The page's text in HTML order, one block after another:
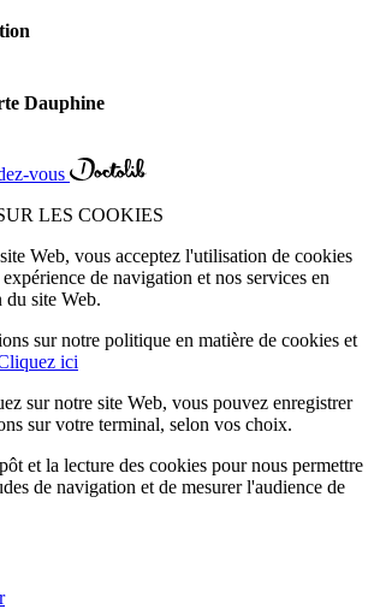
Dauphine
vous
LES COOKIES
Web, vous acceptez l'utilisation de cookies
de navigation et nos services en
site Web.
sur notre politique en matière de cookies et
ici
sur notre site Web, vous pouvez enregistrer
sur votre terminal, selon vos choix.
et la lecture des cookies pour nous permettre
de navigation et de mesurer l'audience de